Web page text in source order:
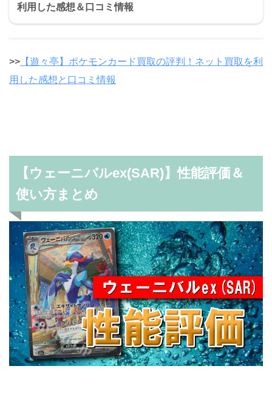
利用した感想＆口コミ情報
>> 【遊々亭】ポケモンカード買取の評判！ネット買取を利
用した感想と口コミ情報
【ウェーニバルex(SAR)】性能評価＆
使い方まとめ